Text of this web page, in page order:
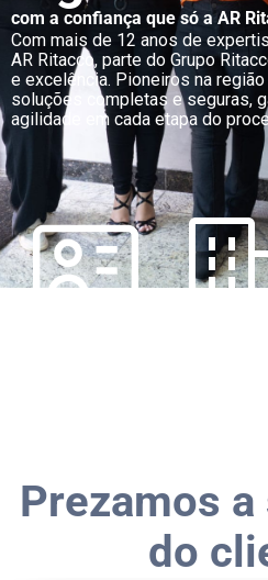
com a confiança que só a AR
Com mais de 12 anos de
AR Ritacco, parte do Grupo
e excelência. Pioneiros na
soluções completas e seguras,
agilidade em cada etapa do
Prezamos
do